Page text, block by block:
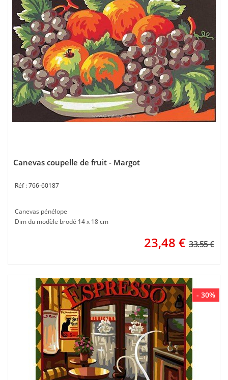
Canevas coupelle de fruit - Margot
766-60187
Canevas pénélope
Dim du modèle brodé 14 x 18 cm
23,48 € 33.55 €
- 30%